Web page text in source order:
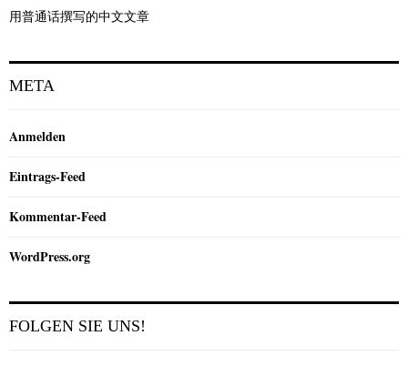
用普通话撰写的中文文章
META
Anmelden
Eintrags-Feed
Kommentar-Feed
WordPress.org
FOLGEN SIE UNS!